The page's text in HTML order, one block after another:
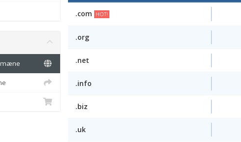
.com HOT!
.org
.net
.info
.biz
.uk